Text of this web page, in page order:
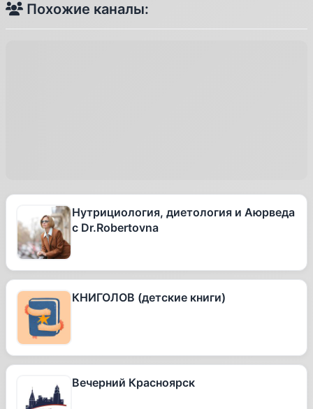
Похожие каналы:
Нутрициология, диетология и Аюрведа
с Dr.Robertovna
КНИГОЛОВ (детские книги)
Вечерний Красноярск